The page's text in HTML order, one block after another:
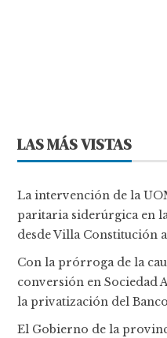
LAS MÁS VISTAS
La intervención de la
paritaria siderúrgica en
desde Villa Constitución
Con la prórroga de la
conversión en Sociedad
la privatización del
El Gobierno de la